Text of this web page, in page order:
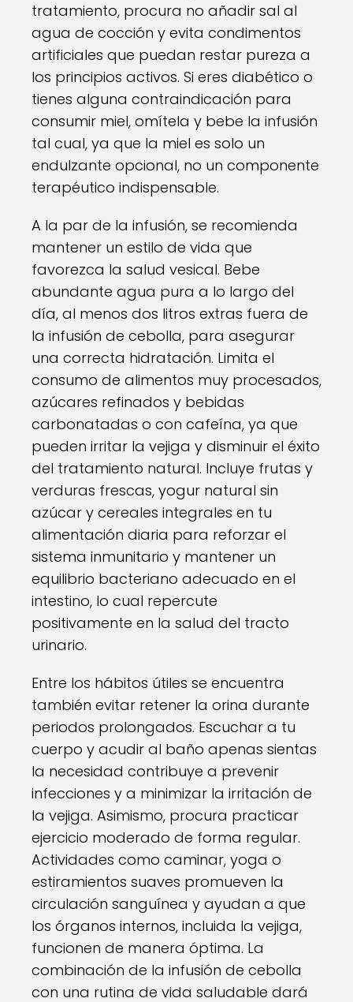
tratamiento, procura no añadir sal al
agua de cocción y evita condimentos
artificiales que puedan restar pureza a
los principios activos. Si eres diabético o
tienes alguna contraindicación para
consumir miel, omítela y bebe la infusión
tal cual, ya que la miel es solo un
endulzante opcional, no un componente
terapéutico indispensable.
A la par de la infusión, se recomienda
mantener un estilo de vida que
favorezca la salud vesical. Bebe
abundante agua pura a lo largo del
día, al menos dos litros extras fuera de
la infusión de cebolla, para asegurar
una correcta hidratación. Limita el
consumo de alimentos muy procesados,
azúcares refinados y bebidas
carbonatadas o con cafeína, ya que
pueden irritar la vejiga y disminuir el éxito
del tratamiento natural. Incluye frutas y
verduras frescas, yogur natural sin
azúcar y cereales integrales en tu
alimentación diaria para reforzar el
sistema inmunitario y mantener un
equilibrio bacteriano adecuado en el
intestino, lo cual repercute
positivamente en la salud del tracto
urinario.
Entre los hábitos útiles se encuentra
también evitar retener la orina durante
periodos prolongados. Escuchar a tu
cuerpo y acudir al baño apenas sientas
la necesidad contribuye a prevenir
infecciones y a minimizar la irritación de
la vejiga. Asimismo, procura practicar
ejercicio moderado de forma regular.
Actividades como caminar, yoga o
estiramientos suaves promueven la
circulación sanguínea y ayudan a que
los órganos internos, incluida la vejiga,
funcionen de manera óptima. La
combinación de la infusión de cebolla
con una rutina de vida saludable dará